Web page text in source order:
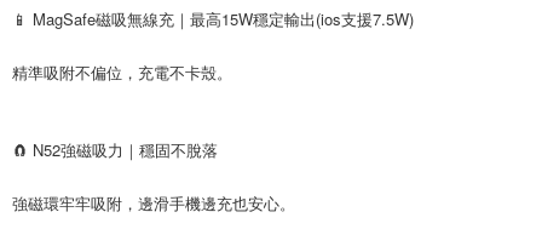
📱 MagSafe磁吸無線充｜最高15W穩定輸出(ios支援7.5W)
精準吸附不偏位，充電不卡殼。
🧲 N52強磁吸力｜穩固不脫落
強磁環牢牢吸附，邊滑手機邊充也安心。